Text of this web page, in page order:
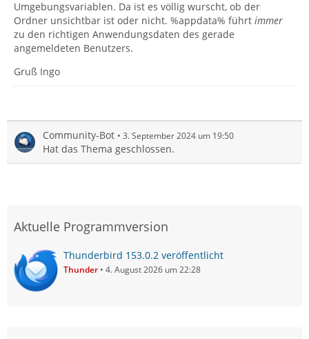
Umgebungsvariablen. Da ist es völlig wurscht, ob der
Ordner unsichtbar ist oder nicht. %appdata% führt immer
zu den richtigen Anwendungsdaten des gerade
angemeldeten Benutzers.
Gruß Ingo
Community-Bot 3. September 2024 um 19:50
Hat das Thema geschlossen.
Aktuelle Programmversion
Thunderbird 153.0.2 veröffentlicht
Thunder 4. August 2026 um 22:28